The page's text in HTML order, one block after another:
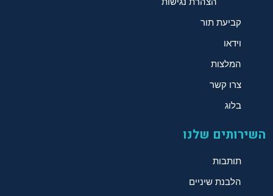
קביעת תור
וידאו
המלצות
צרו קשר
בלוג
השירותים שלנו
תותבות
הלבנת שיניים